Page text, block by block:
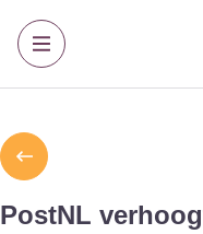
PostNL